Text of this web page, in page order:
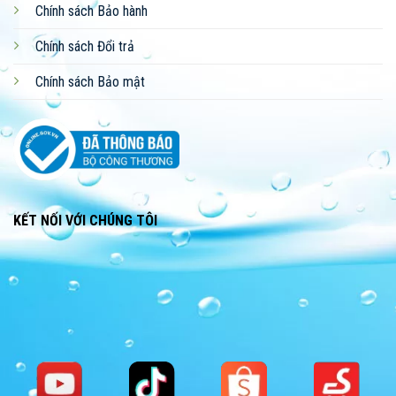
Chính sách Bảo hành
Chính sách Đổi trả
Chính sách Bảo mật
KẾT NỐI VỚI CHÚNG TÔI